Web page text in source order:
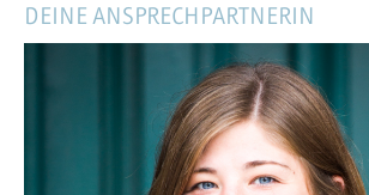
DEINE ANSPRECHPARTNERIN